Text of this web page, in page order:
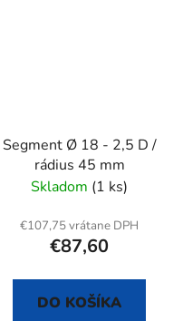
Segment Ø 18 - 2,5 D /
rádius 45 mm
Skladom (1 ks)
€107,75 vrátane DPH
€87,60
DO KOŠÍKA